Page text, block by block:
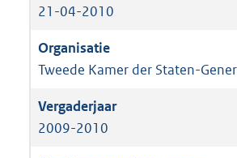
21-04-2010
Tweede Kamer der Staten-
2009-2010